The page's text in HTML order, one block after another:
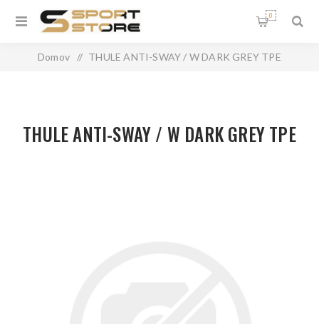
0
Domov / THULE ANTI-SWAY / W DARK GREY TPE
THULE ANTI-SWAY / W DARK GREY TPE